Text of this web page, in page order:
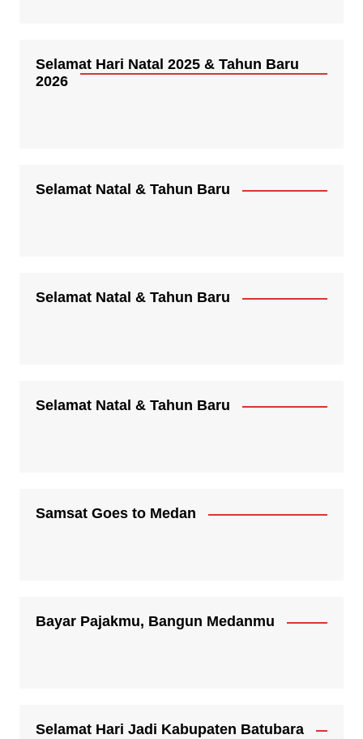
Selamat Hari Natal 2025 & Tahun Baru
2026
Selamat Natal & Tahun Baru
Selamat Natal & Tahun Baru
Selamat Natal & Tahun Baru
Samsat Goes to Medan
Bayar Pajakmu, Bangun Medanmu
Selamat Hari Jadi Kabupaten Batubara